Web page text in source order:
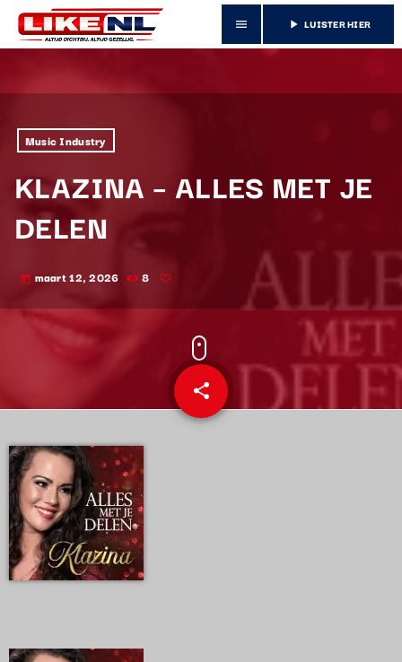
menu play_arrow LUISTER HIER
Music Industry
KLAZINA – ALLES MET JE
DELEN
today maart 12, 2026 8
share
email